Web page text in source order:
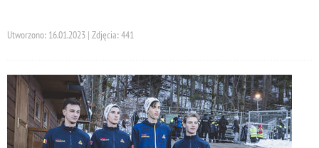
Utworzono: 16.01.2023 | Zdjęcia: 441